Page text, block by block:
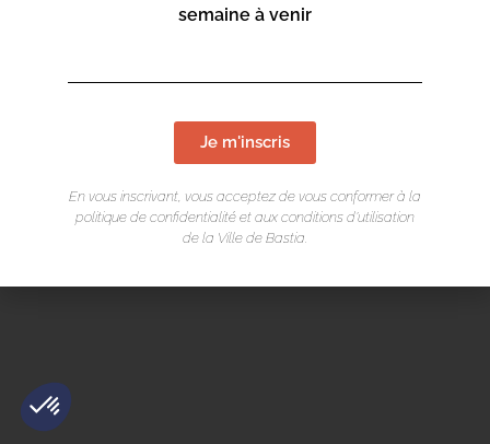
Mentions légales/Cookie/ Réalisation Corsicaweb
semaine à venir
Je m'inscris
En vous inscrivant, vous acceptez de vous conformer à la
politique de confidentialité et aux conditions d’utilisation
de la Ville de Bastia.